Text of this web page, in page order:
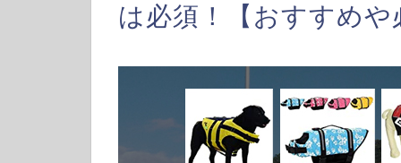
は必須！【おすすめや